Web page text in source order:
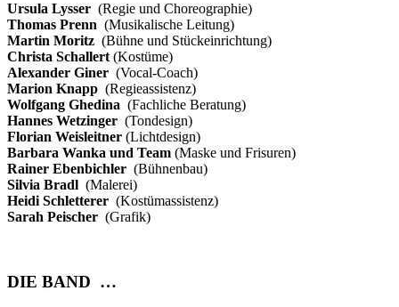
Ursula Lysser (Regie und Choreographie)
Thomas Prenn (Musikalische Leitung)
Martin Moritz (Bühne und Stückeinrichtung)
Christa Schallert (Kostüme)
Alexander Giner (Vocal-Coach)
Marion Knapp (Regieassistenz)
Wolfgang Ghedina (Fachliche Beratung)
Hannes Wetzinger (Tondesign)
Florian Weisleitner (Lichtdesign)
Barbara Wanka und Team (Maske und Frisuren)
Rainer Ebenbichler (Bühnenbau)
Silvia Bradl (Malerei)
Heidi Schletterer (Kostümassistenz)
Sarah Peischer (Grafik)
DIE BAND …